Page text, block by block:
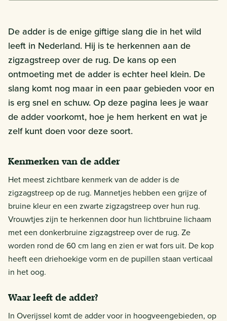
De adder is de enige giftige slang die in het wild
leeft in Nederland. Hij is te herkennen aan de
zigzagstreep over de rug. De kans op een
ontmoeting met de adder is echter heel klein. De
slang komt nog maar in een paar gebieden voor en
is erg snel en schuw. Op deze pagina lees je waar
de adder voorkomt, hoe je hem herkent en wat je
zelf kunt doen voor deze soort.
Kenmerken van de adder
Het meest zichtbare kenmerk van de adder is de
zigzagstreep op de rug. Mannetjes hebben een grijze of
bruine kleur en een zwarte zigzagstreep over hun rug.
Vrouwtjes zijn te herkennen door hun lichtbruine lichaam
met een donkerbruine zigzagstreep over de rug. Ze
worden rond de 60 cm lang en zien er wat fors uit. De kop
heeft een driehoekige vorm en de pupillen staan verticaal
in het oog.
Waar leeft de adder?
In Overijssel komt de adder voor in hoogveengebieden, op